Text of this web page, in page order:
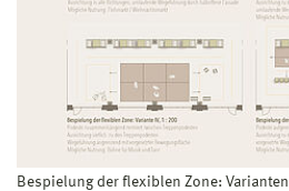
Bespielung der flexiblen Zone: Varianten